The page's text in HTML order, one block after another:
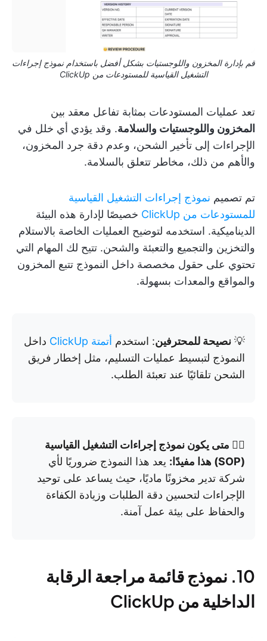
قم بإدارة المخزون واللوجستيات بشكل أفضل باستخدام نموذج إجراءات
التشغيل القياسية للمستودعات من ClickUp
تعد عمليات المستودعات بمثابة تفاعل معقد بين
المخزون واللوجستيات والسلامة. وقد يؤدي أي خلل في
الإجراءات إلى تأخير الشحن، وعدم دقة جرد المخزون،
والأهم من ذلك، مخاطر تتعلق بالسلامة.
تم تصميم نموذج إجراءات التشغيل القياسية
للمستودعات من ClickUp
خصيصًا لإدارة هذه البيئة
الديناميكية. استخدمه لتوضيح العمليات الخاصة بالاستلام
والتخزين والتجميع والتعبئة والشحن. تتيح لك المهام التي
تحتوي على حقول مخصصة داخل النموذج تتبع المخزون
والمواقع والمعدات بسهولة.
💡 نصيحة للمحترفين: استخدم أتمتة ClickUp
داخل
النموذج لتبسيط عمليات التسليم، مثل إخطار فريق
الشحن تلقائيًا عند تعبئة الطلب.
👉🏼 متى يكون نموذج إجراءات التشغيل القياسية
(SOP) هذا مفيدًا:
يعد هذا النموذج ضروريًا لأي
شركة تدير مخزونًا ماديًا، حيث يساعد على توحيد
الإجراءات لتحسين دقة الطلبات وزيادة الكفاءة
والحفاظ على بيئة عمل آمنة.
10. نموذج قائمة مراجعة الرقابة
الداخلية من ClickUp